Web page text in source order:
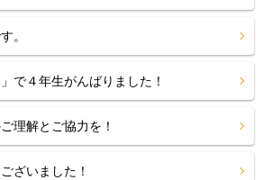
。
で４年生がんばりました！
理解とご協力を！
ざいました！